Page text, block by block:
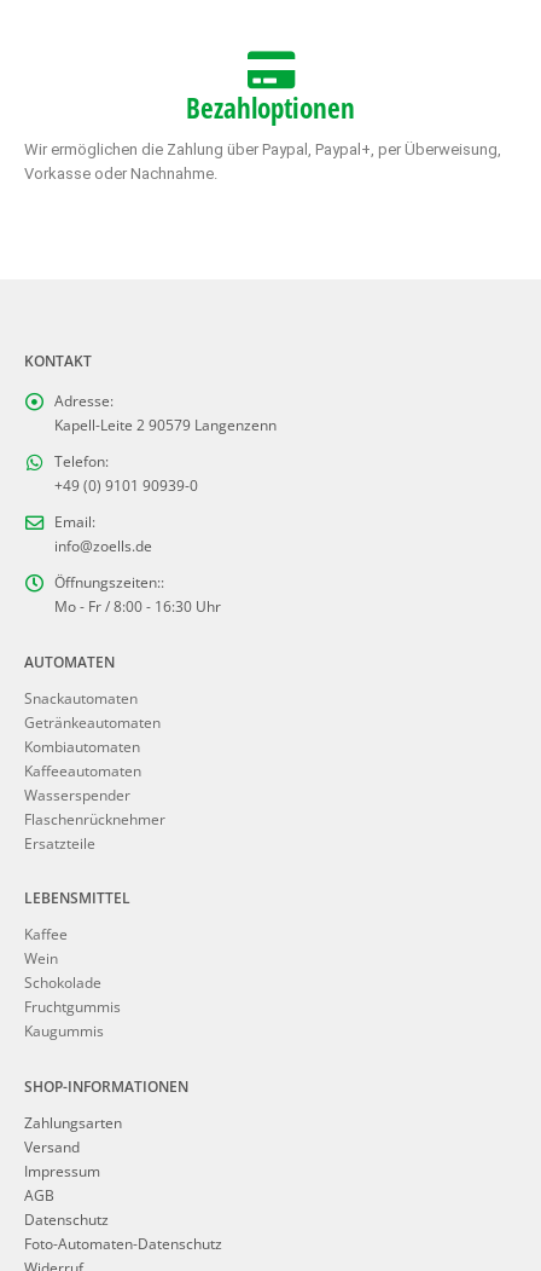
Bezahloptionen
Wir ermöglichen die Zahlung über Paypal, Paypal+, per Überweisung,
Vorkasse oder Nachnahme.
KONTAKT
Adresse:
Kapell-Leite 2 90579 Langenzenn
Telefon:
+49 (0) 9101 90939-0
Email:
info@zoells.de
Öffnungszeiten::
Mo - Fr / 8:00 - 16:30 Uhr
AUTOMATEN
Snackautomaten
Getränkeautomaten
Kombiautomaten
Kaffeeautomaten
Wasserspender
Flaschenrücknehmer
Ersatzteile
LEBENSMITTEL
Kaffee
Wein
Schokolade
Fruchtgummis
Kaugummis
SHOP-INFORMATIONEN
Zahlungsarten
Versand
Impressum
AGB
Datenschutz
Foto-Automaten-Datenschutz